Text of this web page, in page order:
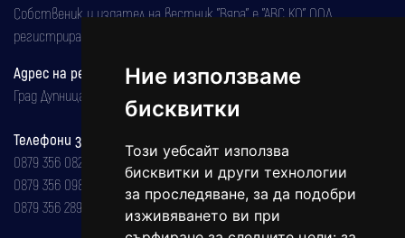
Ние използваме
бисквитки
Този уебсайт използва
бисквитки и други технологии
за проследяване, за да подобри
изживяването ви при
Собственик и издател на вестник "Вяра" е "АВС КО" ООД,
регистрирана на 08.05.2002 година.
Адрес на редакцията
Град Дупница, ул.''Христо Ботев" 43
Телефони за реклама и абонаменти
0879 356 082
0879 356 098
0879 356 289